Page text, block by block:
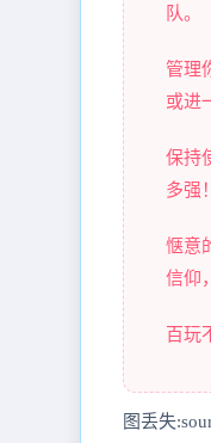
队。
管理
或进
保持
多强！
惬意
信仰
百玩
图丢失